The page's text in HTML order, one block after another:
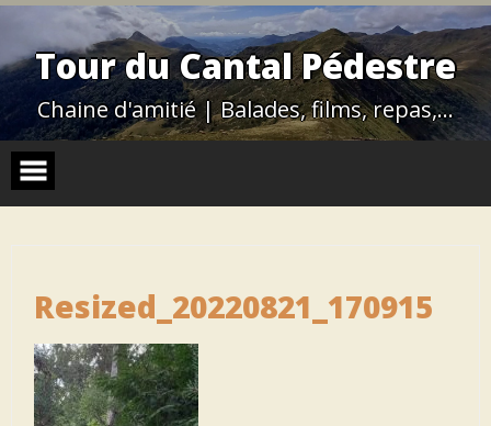
Skip
contentTour du Cantal Pédestre
Chaine d'amitié | Balades, films, repas,…
Resized_20220821_170915